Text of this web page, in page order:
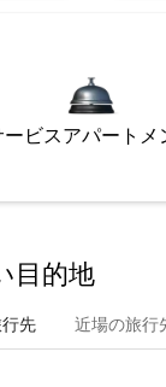
ービスアパートメ
目⁠的⁠地
先 近場の旅行